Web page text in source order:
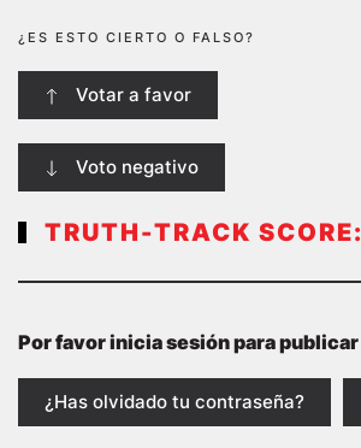
¿ES ESTO CIERTO O FALSO?
Votar a favor
Voto negativo
TRUTH-TRACK SCORE:
Por favor inicia sesión para publicar
¿Has olvidado tu contraseña?